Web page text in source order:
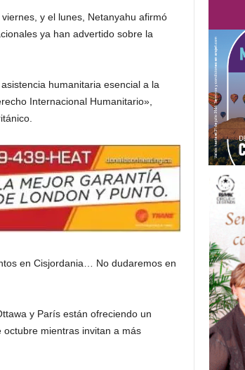
y el lunes, Netanyahu afirmó
ya han advertido sobre la
humanitaria esencial a la
Internacional Humanitario»,
en Cisjordania… No dudaremos en
y París están ofreciendo un
mientras invitan a más